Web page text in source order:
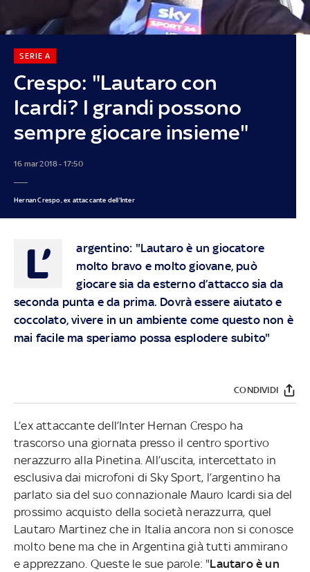
Crespo: "Lautaro con
Icardi? I grandi possono
sempre giocare insieme"
SERIE A
16 mar 2018 - 17:50
Hernan Crespo, ex attaccante dell'Inter
L’
argentino: "Lautaro è un giocatore
molto bravo e molto giovane, può
giocare sia da esterno d’attacco sia da
seconda punta e da prima. Dovrà essere aiutato e
coccolato, vivere in un ambiente come questo non è
mai facile ma speriamo possa esplodere subito"
CONDIVIDI
L’ex attaccante dell’Inter Hernan Crespo ha
trascorso una giornata presso il centro sportivo
nerazzurro alla Pinetina. All’uscita, intercettato in
esclusiva dai microfoni di Sky Sport, l’argentino ha
parlato sia del suo connazionale Mauro Icardi sia del
prossimo acquisto della società nerazzurra, quel
Lautaro Martinez che in Italia ancora non si conosce
molto bene ma che in Argentina già tutti ammirano
e apprezzano. Queste le sue parole: "Lautaro è un